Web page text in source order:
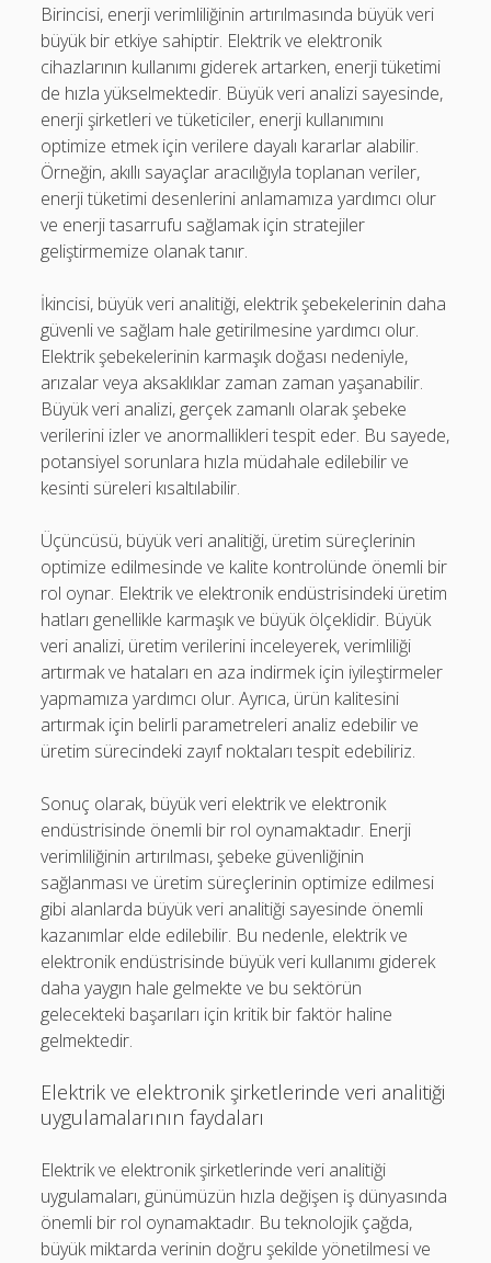
Birincisi, enerji verimliliğinin artırılmasında büyük veri
büyük bir etkiye sahiptir. Elektrik ve elektronik
cihazlarının kullanımı giderek artarken, enerji tüketimi
de hızla yükselmektedir. Büyük veri analizi sayesinde,
enerji şirketleri ve tüketiciler, enerji kullanımını
optimize etmek için verilere dayalı kararlar alabilir.
Örneğin, akıllı sayaçlar aracılığıyla toplanan veriler,
enerji tüketimi desenlerini anlamamıza yardımcı olur
ve enerji tasarrufu sağlamak için stratejiler
geliştirmemize olanak tanır.
İkincisi, büyük veri analitiği, elektrik şebekelerinin daha
güvenli ve sağlam hale getirilmesine yardımcı olur.
Elektrik şebekelerinin karmaşık doğası nedeniyle,
arızalar veya aksaklıklar zaman zaman yaşanabilir.
Büyük veri analizi, gerçek zamanlı olarak şebeke
verilerini izler ve anormallikleri tespit eder. Bu sayede,
potansiyel sorunlara hızla müdahale edilebilir ve
kesinti süreleri kısaltılabilir.
Üçüncüsü, büyük veri analitiği, üretim süreçlerinin
optimize edilmesinde ve kalite kontrolünde önemli bir
rol oynar. Elektrik ve elektronik endüstrisindeki üretim
hatları genellikle karmaşık ve büyük ölçeklidir. Büyük
veri analizi, üretim verilerini inceleyerek, verimliliği
artırmak ve hataları en aza indirmek için iyileştirmeler
yapmamıza yardımcı olur. Ayrıca, ürün kalitesini
artırmak için belirli parametreleri analiz edebilir ve
üretim sürecindeki zayıf noktaları tespit edebiliriz.
Sonuç olarak, büyük veri elektrik ve elektronik
endüstrisinde önemli bir rol oynamaktadır. Enerji
verimliliğinin artırılması, şebeke güvenliğinin
sağlanması ve üretim süreçlerinin optimize edilmesi
gibi alanlarda büyük veri analitiği sayesinde önemli
kazanımlar elde edilebilir. Bu nedenle, elektrik ve
elektronik endüstrisinde büyük veri kullanımı giderek
daha yaygın hale gelmekte ve bu sektörün
gelecekteki başarıları için kritik bir faktör haline
gelmektedir.
Elektrik ve elektronik şirketlerinde veri analitiği
uygulamalarının faydaları
Elektrik ve elektronik şirketlerinde veri analitiği
uygulamaları, günümüzün hızla değişen iş dünyasında
önemli bir rol oynamaktadır. Bu teknolojik çağda,
büyük miktarda verinin doğru şekilde yönetilmesi ve